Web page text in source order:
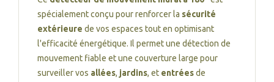
spécialement conçu pour renforcer la sécurité
extérieure de vos espaces tout en optimisant
l'efficacité énergétique. Il permet une détection de
mouvement fiable et une couverture large pour
surveiller vos allées, jardins, et entréesde